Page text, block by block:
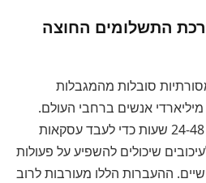
התשלומים החוצה
סובלות מהמגבלות
אנשים ברחבי העולם.
הבנקים בדרך כלל דורשים 24-48 שעות כדי לעבד עסקאות
שיכולים להשפיע על פעולות
ההעברות הללו מעורבות לרוב